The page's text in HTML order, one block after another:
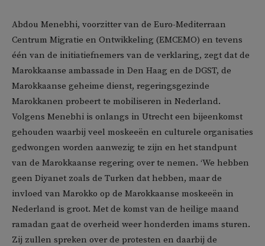
Abdou Menebhi, voorzitter van de Euro-Mediterraan
Centrum Migratie en Ontwikkeling (EMCEMO) en tevens
één van de initiatiefnemers van de verklaring, zegt dat de
Marokkaanse ambassade in Den Haag en de DGST, de
Marokkaanse geheime dienst, regeringsgezinde
Marokkanen probeert te mobiliseren in Nederland.
Volgens Menebhi is onlangs in Utrecht een bijeenkomst
gehouden waarbij veel moskeeën en culturele organisaties
gedwongen worden aanwezig te zijn en het standpunt
van de Marokkaanse regering over te nemen. ‘We hebben
geen Diyanet zoals de Turken dat hebben, maar de
invloed van Marokko op de Marokkaanse moskeeën in
Nederland is groot. Met de komst van de heilige maand
ramadan gaat de overheid weer honderden imams sturen.
Zij zullen spreken over de protesten en daarbij de